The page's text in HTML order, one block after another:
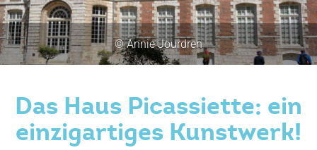
© Chartres Métropole - Angèle Leblanc
Das Haus Picassiette: ein
einzigartiges Kunstwerk!